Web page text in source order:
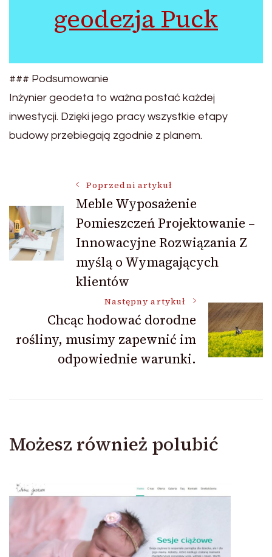
geodezja Puck
### Podsumowanie
Inżynier geodeta to ważna postać każdej
inwestycji. Dzięki jego pracy wszystkie etapy
budowy przebiegają zgodnie z planem.
Nawigacja
wpisu
Poprzedni artykuł
Meble Wyposażenie
Pomieszczeń Projektowanie –
Innowacyjne Rozwiązania Z
myślą o Wymagających
klientów
Następny artykuł
Chcąc hodować dorodne
rośliny, musimy zapewnić im
odpowiednie warunki.
Możesz również polubić